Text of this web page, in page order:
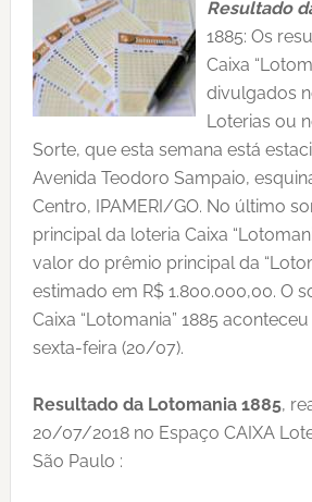
Resultado
1885: Os
Caixa
divulgados
Loterias ou
Sorte, que esta semana está
Avenida Teodoro Sampaio,
Centro, IPAMERI/GO. No último
principal da loteria Caixa
valor do prêmio principal da
estimado em R$ 1.800.000,00. O
Caixa “Lotomania” 1885
sexta-feira (20/07).
Resultado da Lotomania 1885,
20/07/2018 no Espaço CAIXA
São Paulo :